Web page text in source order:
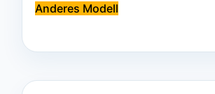
Anderes Modell